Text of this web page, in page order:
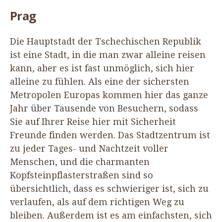
Prag
Die Hauptstadt der Tschechischen Republik
ist eine Stadt, in die man zwar alleine reisen
kann, aber es ist fast unmöglich, sich hier
alleine zu fühlen. Als eine der sichersten
Metropolen Europas kommen hier das ganze
Jahr über Tausende von Besuchern, sodass
Sie auf Ihrer Reise hier mit Sicherheit
Freunde finden werden. Das Stadtzentrum ist
zu jeder Tages- und Nachtzeit voller
Menschen, und die charmanten
Kopfsteinpflasterstraßen sind so
übersichtlich, dass es schwieriger ist, sich zu
verlaufen, als auf dem richtigen Weg zu
bleiben. Außerdem ist es am einfachsten, sich